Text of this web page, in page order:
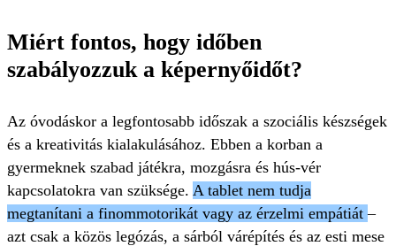
Miért fontos, hogy időben
szabályozzuk a képernyőidőt?
Az óvodáskor a legfontosabb időszak a szociális készségek
és a kreativitás kialakulásához. Ebben a korban a
gyermeknek szabad játékra, mozgásra és hús-vér
kapcsolatokra van szüksége. A tablet nem tudja
megtanítani a finommotorikát vagy az érzelmi empátiát–
azt csak a közös legózás, a sárból várépítés és az esti mese